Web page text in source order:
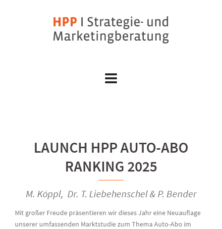
LAUNCH HPP AUTO-ABO
RANKING 2025
M. Köppl, Dr. T. Liebehenschel & P. Bender
Mit großer Freude präsentieren wir dieses Jahr eine Neuauflage
unserer umfassenden Marktstudie zum Thema Auto-Abo im